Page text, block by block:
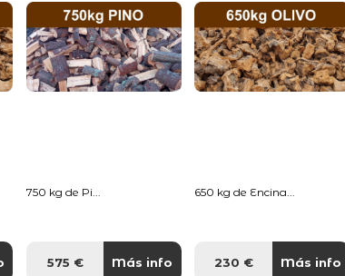
750 kg de Pi...
575 € Más info
650 kg de Encina...
230 € Más info